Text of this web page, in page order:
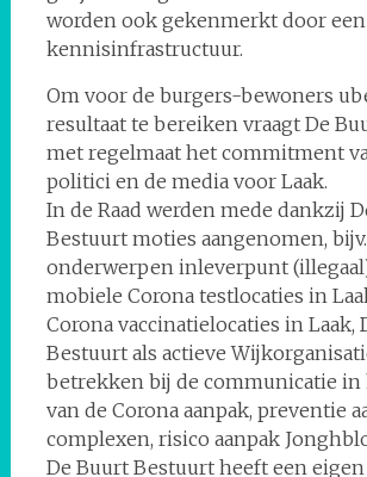
worden ook gekenmerkt door een
kennisinfrastructuur.
Om voor de burgers-bewoners
resultaat te bereiken vraagt De
met regelmaat het commitment
politici en de media voor Laak.
In de Raad werden mede dankzij
Bestuurt moties aangenomen,
onderwerpen inleverpunt
mobiele Corona testlocaties in
Corona vaccinatielocaties in Laak,
Bestuurt als actieve
betrekken bij de communicatie in
van de Corona aanpak, preventie
complexen, risico aanpak
De Buurt Bestuurt heeft een